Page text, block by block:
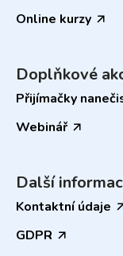
Online kurzy
Doplňkové
Přijímačky
Webinář
Další
Kontaktní údaje
GDPR